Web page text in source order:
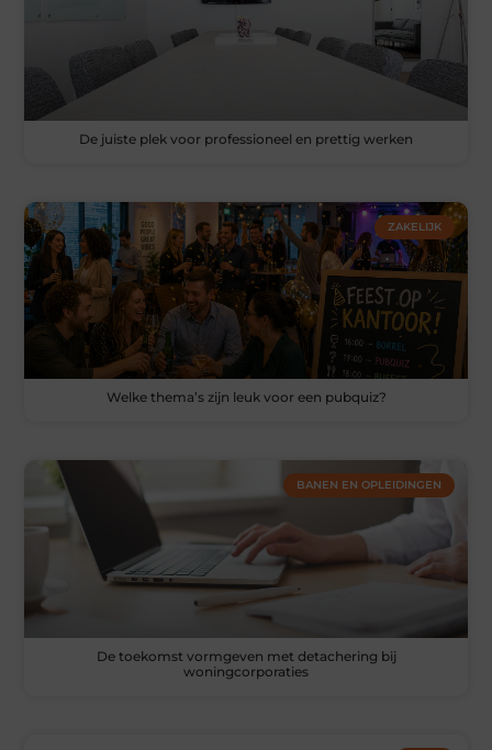
De juiste plek voor professioneel en prettig werken
ZAKELIJK
Welke thema’s zijn leuk voor een pubquiz?
BANEN EN OPLEIDINGEN
De toekomst vormgeven met detachering bij
woningcorporaties